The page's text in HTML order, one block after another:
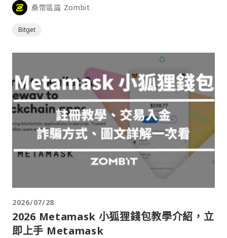
桑幣區識 Zombit
Bitget
2026/07/28
2026 Metamask 小狐狸錢包教學介紹，立
即上手 Metamask